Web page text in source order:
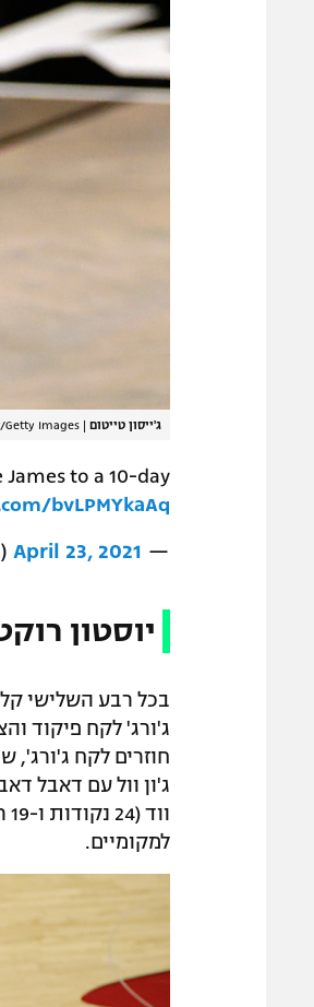
ג'ייסון טייטום |
Getty Images
James to a 10-day
bvLPMYkaAq
— Brooklyn Nets (@BrooklynNets)
April 23, 2021
יוסטון
חוזרים לקח
למקומיים.